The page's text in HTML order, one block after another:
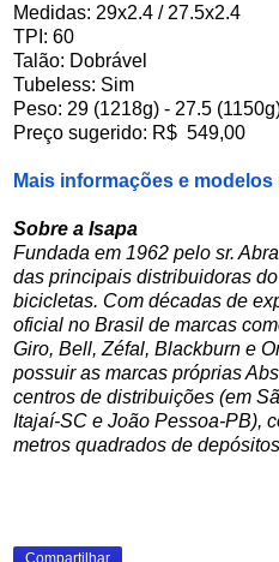
Medidas: 29x2.4 / 27.5x2.4
TPI: 60
Talão: Dobrável
Tubeless: Sim
Peso: 29 (1218g) - 27.5
Preço sugerido: R$ 549,00
Mais informações e
Sobre a Isapa
Fundada em 1962 pelo sr.
das principais distribuidoras
bicicletas. Com décadas de
oficial no Brasil de marcas
Giro, Bell, Zéfal, Blackburn e
possuir as marcas próprias
centros de distribuições (em
Itajaí-SC e João Pessoa-PB),
metros quadrados de